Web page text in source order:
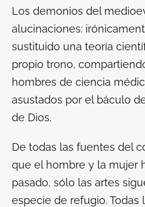
Los demonios del
alucinaciones:
sustituido una teoría
propio trono,
hombres de ciencia
asustados por el báculo
de Dios.
De todas las fuentes del
que el hombre y la mujer
pasado, sólo las artes
especie de refugio. Todas